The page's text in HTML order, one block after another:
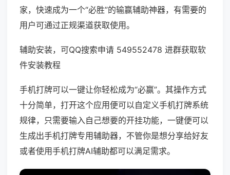
家，快速成为一个“必胜”的输赢辅助神器，有需要的
用户可通过正规渠道获取使用。
辅助安装，可QQ搜索申请 549552478 进群获取软
件安装教程
手机打牌可以一键让你轻松成为“必赢”。其操作方式
十分简单，打开这个应用便可以自定义手机打牌系统
规律，只需要输入自己想要的开挂功能，一键便可以
生成出手机打牌专用辅助器，不管你是想分享给好友
或者使用手机打牌AI辅助都可以满足需求。